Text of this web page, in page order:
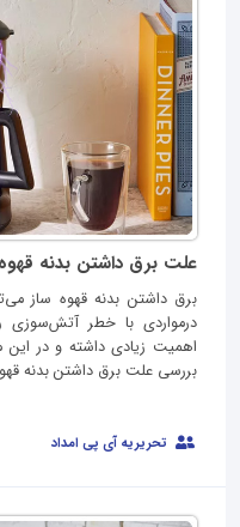
علت برق داشتن بدنه
برق داشتن بدنه قهوه ساز
درمواردی با خطر آتش‌سوزی
اهمیت زیادی داشته و در این
بررسی علت برق داشتن بدنه
تحریریه آی پی امداد